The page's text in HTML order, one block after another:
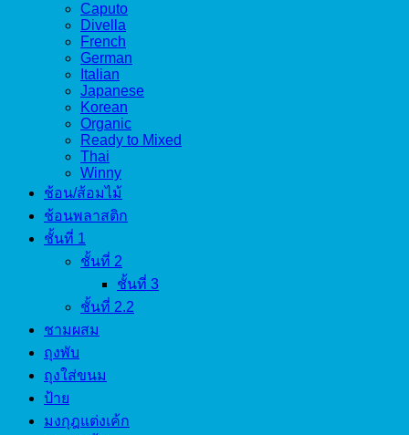
Caputo
Divella
French
German
Italian
Japanese
Korean
Organic
Ready to Mixed
Thai
Winny
ช้อน/ส้อมไม้
ช้อนพลาสติก
ชั้นที่ 1
ชั้นที่ 2
ชั้นที่ 3
ชั้นที่ 2.2
ชามผสม
ถุงพับ
ถุงใส่ขนม
ป้าย
มงกุฎแต่งเค้ก